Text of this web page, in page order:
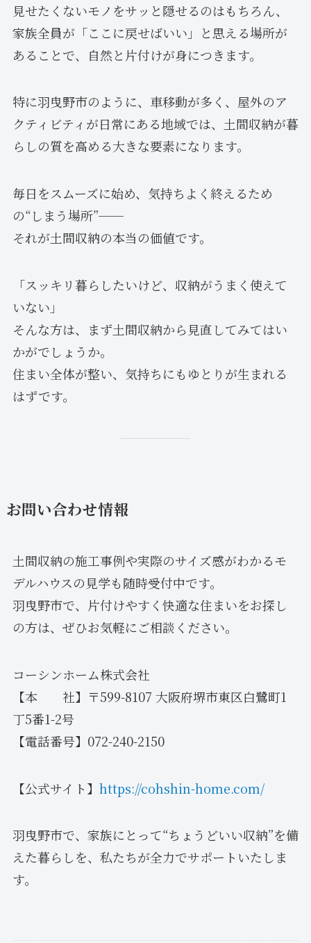
見せたくないモノをサッと隠せるのはもちろん、
家族全員が「ここに戻せばいい」と思える場所が
あることで、自然と片付けが身につきます。
特に羽曳野市のように、車移動が多く、屋外のア
クティビティが日常にある地域では、土間収納が暮
らしの質を高める大きな要素になります。
毎日をスムーズに始め、気持ちよく終えるため
の“しまう場所”──
それが土間収納の本当の価値です。
「スッキリ暮らしたいけど、収納がうまく使えて
いない」
そんな方は、まず土間収納から見直してみてはい
かがでしょうか。
住まい全体が整い、気持ちにもゆとりが生まれる
はずです。
お問い合わせ情報
土間収納の施工事例や実際のサイズ感がわかるモ
デルハウスの見学も随時受付中です。
羽曳野市で、片付けやすく快適な住まいをお探し
の方は、ぜひお気軽にご相談ください。
コーシンホーム株式会社
【本 社】〒599-8107 大阪府堺市東区白鷺町1
丁5番1-2号
【電話番号】072-240-2150
【公式サイト】 https://cohshin-home.com/
羽曳野市で、家族にとって“ちょうどいい収納”を備
えた暮らしを、私たちが全力でサポートいたしま
す。